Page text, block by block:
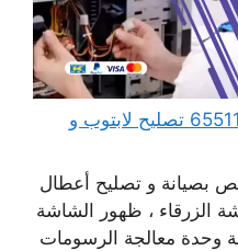
مهندس كمبيوتر صبحان 65511033 تصليح لابتوب و
بصيانة و تصليح أعطال
الزرقاء ، ظهور الشاشة
وحدة معالجة الرسومات